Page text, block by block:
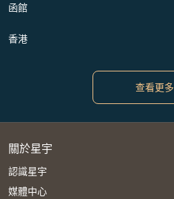
函館
香港
查看更多
關於星宇
認識星宇
媒體中心